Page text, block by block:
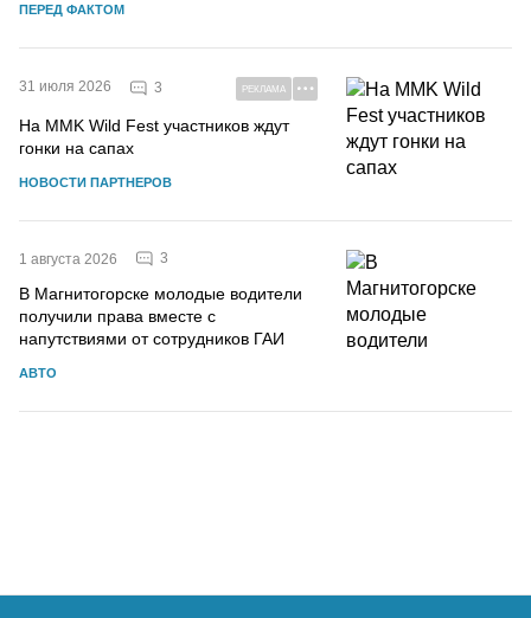
ПЕРЕД ФАКТОМ
31 июля 2026 3 РЕКЛАМА
На MMK Wild Fest участников ждут
гонки на сапах
НОВОСТИ ПАРТНЕРОВ
1 августа 2026 3
В Магнитогорске молодые водители
получили права вместе с
напутствиями от сотрудников ГАИ
АВТО